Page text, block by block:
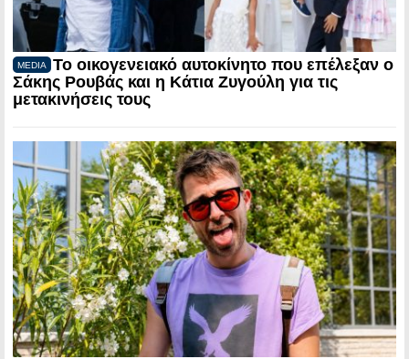
MEDIA
Το οικογενειακό αυτοκίνητο που επέλεξαν ο
Σάκης Ρουβάς και η Κάτια Ζυγούλη για τις
μετακινήσεις τους